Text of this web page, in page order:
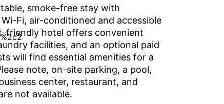
smoke-free stay with
Fi, air-conditioned and accessible
friendly hotel offers convenient
facilities, and an optional paid
will find essential amenities for a
note, on-site parking, a pool,
center, restaurant, and
not available.